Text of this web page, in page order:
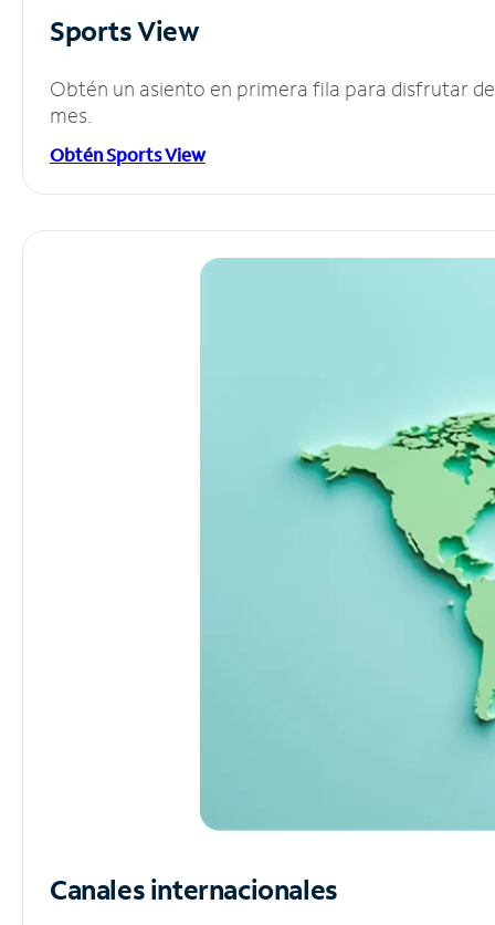
Sports View
Obtén un asiento en primera fila para disfrutar
mes.
Obtén Sports View
Canales internacionales